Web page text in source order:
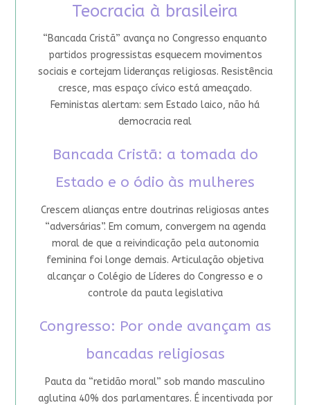
Teocracia à brasileira
“Bancada Cristã” avança no Congresso enquanto
partidos progressistas esquecem movimentos
sociais e cortejam lideranças religiosas. Resistência
cresce, mas espaço cívico está ameaçado.
Feministas alertam: sem Estado laico, não há
democracia real
Bancada Cristã: a tomada do
Estado e o ódio às mulheres
Crescem alianças entre doutrinas religiosas antes
“adversárias”. Em comum, convergem na agenda
moral de que a reivindicação pela autonomia
feminina foi longe demais. Articulação objetiva
alcançar o Colégio de Líderes do Congresso e o
controle da pauta legislativa
Congresso: Por onde avançam as
bancadas religiosas
Pauta da “retidão moral” sob mando masculino
aglutina 40% dos parlamentares. É incentivada por